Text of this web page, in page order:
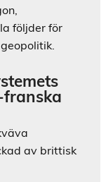
följder för
av brittisk